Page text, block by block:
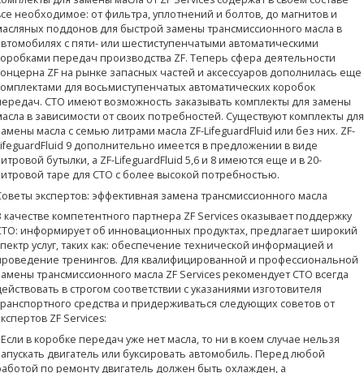
необходимое: от фильтра, уплотнений и болтов, до магнитов и
поддонов для быстрой замены трансмиссионного масла в
с пяти- или шестиступенчатыми автоматическими
передач производства ZF. Теперь сфера деятельности
ZF на рынке запасных частей и аксессуаров дополнилась еще
для восьмиcтупенчатых автоматических коробок
СТО имеют возможность заказывать комплекты для замены
в зависимости от своих потребностей. Существуют комплекты для
масла с семью литрами масла ZF-LifeguardFluid или без них. ZF-
9 дополнительно имеется в предложении в виде
бутылки, а ZF-LifeguardFluid 5,6 и 8 имеются еще и в 20-
таре для СТО с более высокой потребностью.
экспертов: эффективная замена трансмиссионного масла
качестве компетентного партнера ZF Services оказывает поддержку
информирует об инновационных продуктах, предлагает широкий
услуг, таких как: обеспечение технической информацией и
тренингов. Для квалифицированной и профессиональной
трансмиссионного масла ZF Services рекомендует СТО всегда
в строгом соответствии с указаниями изготовителя
средства и придерживаться следующих советов от
ZF Services:
в коробке передач уже нет масла, то ни в коем случае нельзя
двигатель или буксировать автомобиль. Перед любой
по ремонту двигатель должен быть охлажден, а